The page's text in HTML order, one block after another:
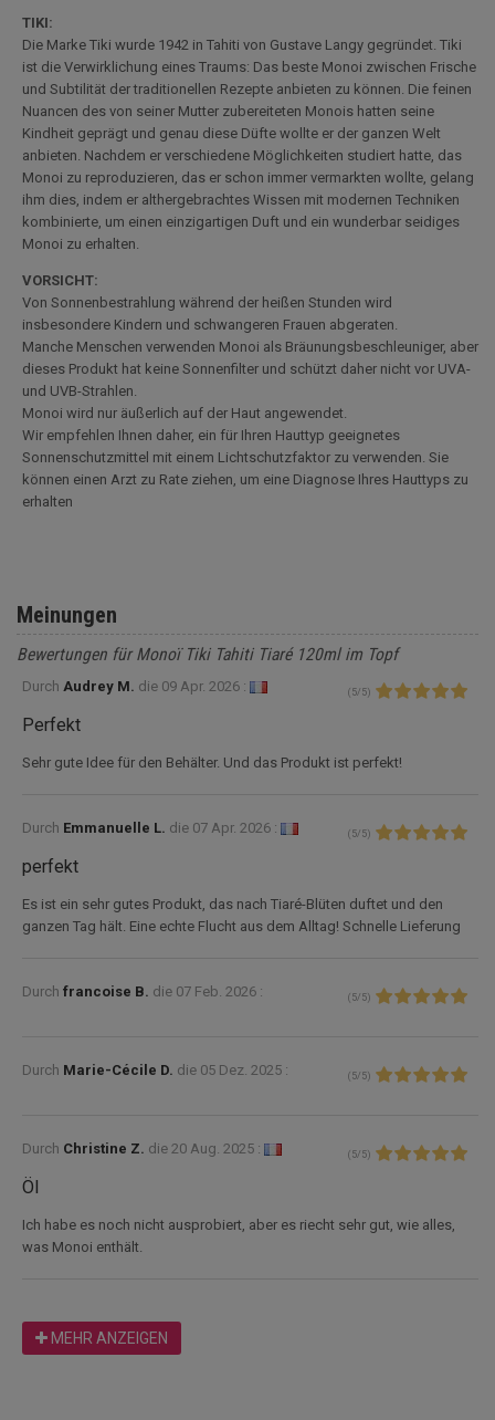
TIKI:
Die Marke Tiki wurde 1942 in Tahiti von Gustave Langy gegründet. Tiki
ist die Verwirklichung eines Traums: Das beste Monoi zwischen Frische
und Subtilität der traditionellen Rezepte anbieten zu können. Die feinen
Nuancen des von seiner Mutter zubereiteten Monois hatten seine
Kindheit geprägt und genau diese Düfte wollte er der ganzen Welt
anbieten. Nachdem er verschiedene Möglichkeiten studiert hatte, das
Monoi zu reproduzieren, das er schon immer vermarkten wollte, gelang
ihm dies, indem er althergebrachtes Wissen mit modernen Techniken
kombinierte, um einen einzigartigen Duft und ein wunderbar seidiges
Monoi zu erhalten.
VORSICHT:
Von Sonnenbestrahlung während der heißen Stunden wird
insbesondere Kindern und schwangeren Frauen abgeraten.
Manche Menschen verwenden Monoi als Bräunungsbeschleuniger, aber
dieses Produkt hat keine Sonnenfilter und schützt daher nicht vor UVA-
und UVB-Strahlen.
Monoi wird nur äußerlich auf der Haut angewendet.
Wir empfehlen Ihnen daher, ein für Ihren Hauttyp geeignetes
Sonnenschutzmittel mit einem Lichtschutzfaktor zu verwenden. Sie
können einen Arzt zu Rate ziehen, um eine Diagnose Ihres Hauttyps zu
erhalten
Meinungen
Bewertungen für Monoï Tiki Tahiti Tiaré 120ml im Topf
Durch Audrey M. die 09 Apr. 2026 : ( 5/ 5)
Perfekt
Sehr gute Idee für den Behälter. Und das Produkt ist perfekt!
Durch Emmanuelle L. die 07 Apr. 2026 : ( 5/ 5)
perfekt
Es ist ein sehr gutes Produkt, das nach Tiaré-Blüten duftet und den
ganzen Tag hält. Eine echte Flucht aus dem Alltag! Schnelle Lieferung
Durch francoise B. die 07 Feb. 2026 : ( 5/ 5)
Durch Marie-Cécile D. die 05 Dez. 2025 : ( 5/ 5)
Durch Christine Z. die 20 Aug. 2025 : ( 5/ 5)
Öl
Ich habe es noch nicht ausprobiert, aber es riecht sehr gut, wie alles,
was Monoi enthält.
MEHR ANZEIGEN